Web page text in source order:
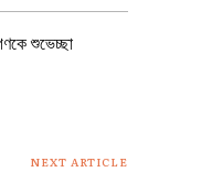
শুভেচ্ছা
NEXT ARTICLE